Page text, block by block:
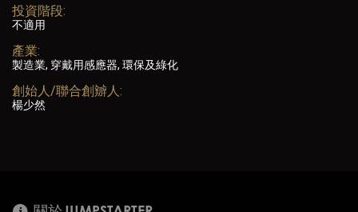
投資階段:
不適用
產業:
製造業, 穿戴用感應器, 環保及綠化
創始人/聯合創辧人:
楊少然